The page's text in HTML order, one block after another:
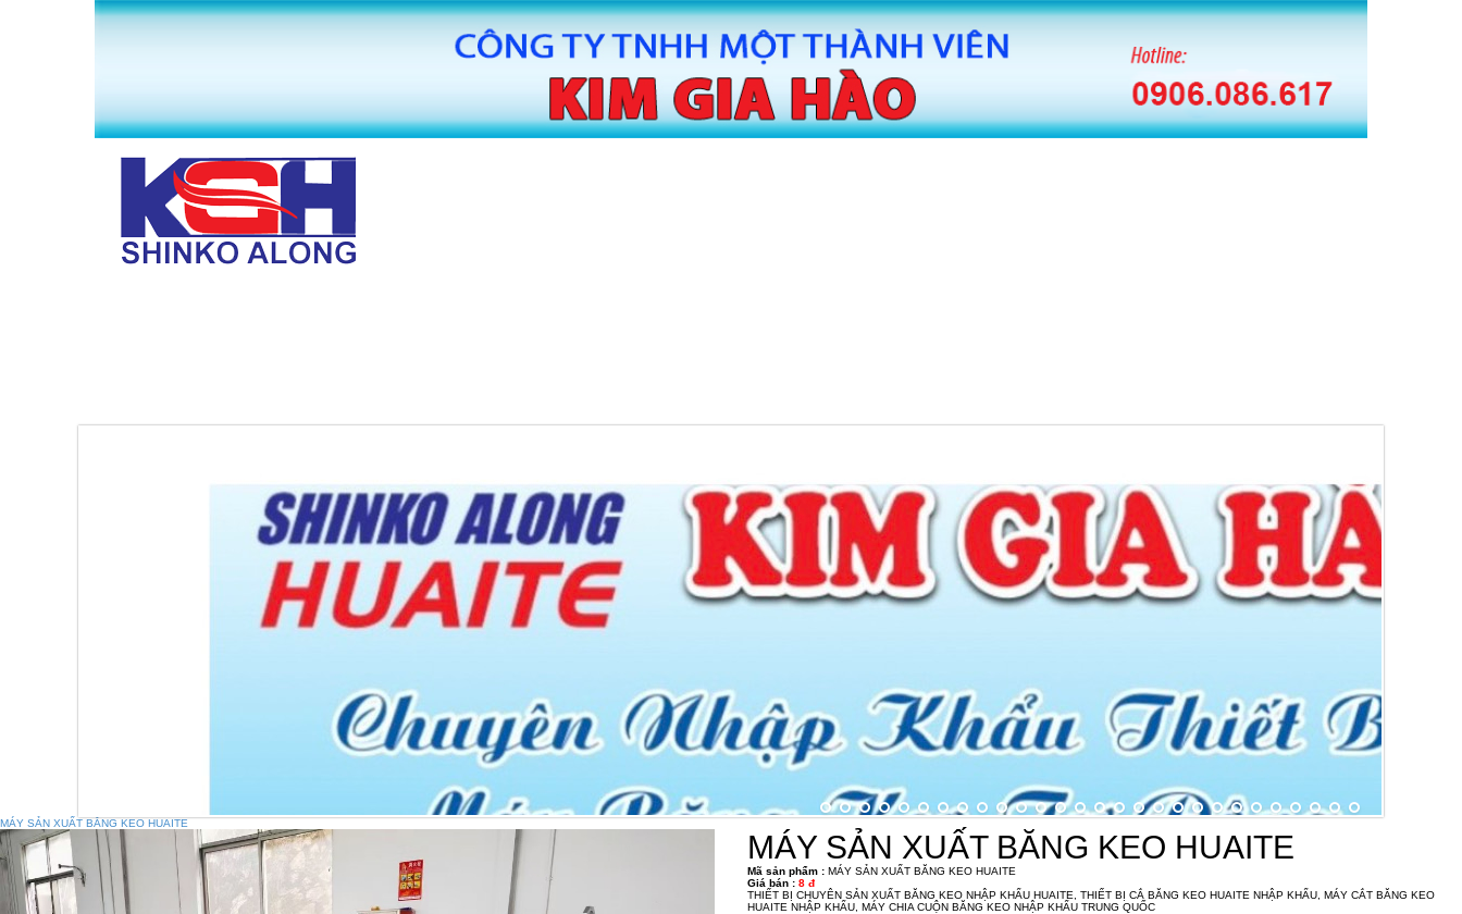
MÁY SẢN XUẤT BĂNG KEO HUAITE
MÁY SẢN XUẤT BĂNG KEO HUAITE
Mã sản phẩm : MÁY SẢN XUẤT BĂNG KEO HUAITE
Giá bán : 8 đ
THIẾT BỊ CHUYÊN SẢN XUẤT BĂNG KEO NHẬP KHẨU HUAITE, THIẾT BỊ CẮ BĂNG KEO HUAITE NHẬP KHẨU, MÁY CẮT BĂNG KEO
HUAITE NHẬP KHẨU, MÁY CHIA CUỘN BĂNG KEO NHẬP KHẨU TRUNG QUỐC